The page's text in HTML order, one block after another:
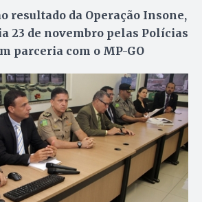
resultado da Operação Insone,
23 de novembro pelas Polícias
parceria com o MP-GO